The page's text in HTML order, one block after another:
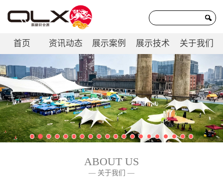
首页 资讯动态 展示案例 展示技术 关于我们
联系我们
ABOUT US
— 关于我们 —